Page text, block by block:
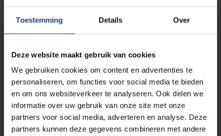
Toestemming Details Over
Deze website maakt gebruik van cookies
We gebruiken cookies om content en advertenties te
personaliseren, om functies voor social media te bieden
en om ons websiteverkeer te analyseren. Ook delen we
informatie over uw gebruik van onze site met onze
partners voor social media, adverteren en analyse. Deze
partners kunnen deze gegevens combineren met andere